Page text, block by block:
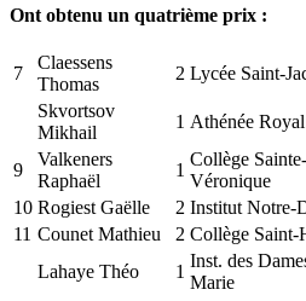
Ont obtenu un quatrième prix :
7
Claessens
Thomas
2 Lycée Saint-
Skvortsov
Mikhail
1 Athénée Royal
9
Valkeners
Raphaël
1
Collège Sainte-
Véronique
10 Rogiest Gaëlle 2 Institut Notre-
11 Counet Mathieu 2 Collège Saint-
Lahaye Théo
1
Inst. des
Marie